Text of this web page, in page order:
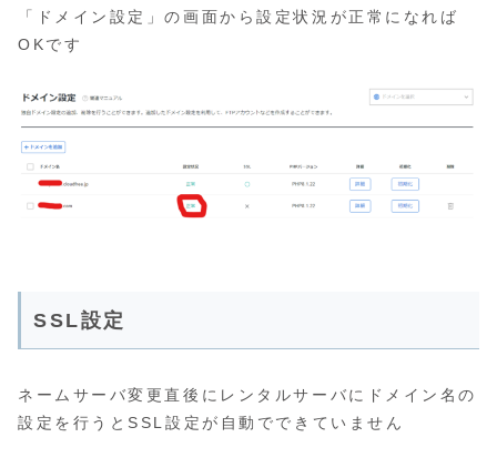
「ドメイン設定」の画面から設定状況が正常になれば
OKです
SSL設定
ネームサーバ変更直後にレンタルサーバにドメイン名の
設定を行うとSSL設定が自動でできていません